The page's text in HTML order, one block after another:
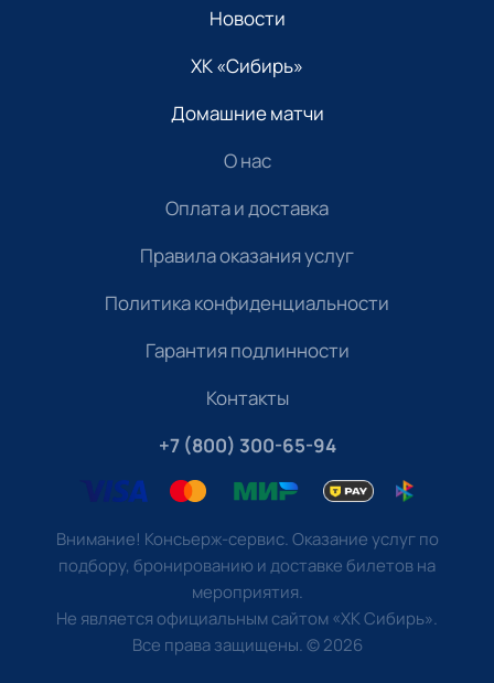
Новости
ХК «Сибирь»
Домашние матчи
О нас
Оплата и доставка
Правила оказания услуг
Политика конфиденциальности
Гарантия подлинности
Контакты
+7 (800) 300-65-94
Внимание! Консьерж-сервис. Оказание услуг по
подбору, бронированию и доставке билетов на
мероприятия.
Не является официальным сайтом «ХК Сибирь».
Все права защищены.©2026